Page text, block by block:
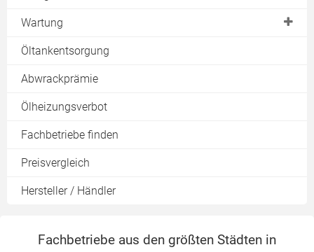
Funktionsweise
Ölbrenner
Wartung
Wartungsvertrag
Öltankentsorgung
Abwrackprämie
Ölheizungsverbot
Fachbetriebe finden
Preisvergleich
Hersteller / Händler
Fachbetriebe aus den größten Städten in